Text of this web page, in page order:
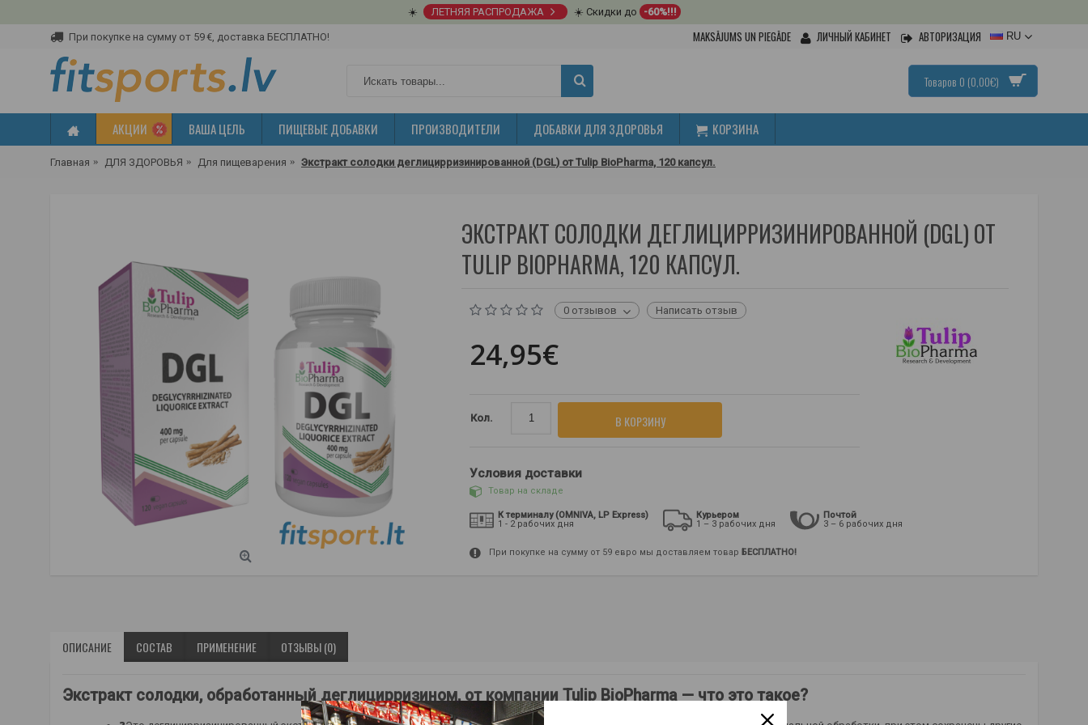
☀️ ЛЕТНЯЯ РАСПРОДАЖА ☀️ Скидки до -60%!!!
При покупке на сумму от 59 €, доставка БЕСПЛАТНО! MAKSĀJUMS UN PIEGĀDE ЛИЧНЫЙ КАБИНЕТ АВТОРИЗАЦИЯ RU
Товаров 0 (0,00€)
АКЦИИ ВАША ЦЕЛЬ ПИЩЕВЫЕ ДОБАВКИ ПРОИЗВОДИТЕЛИ ДОБАВКИ ДЛЯ ЗДОРОВЬЯ КОРЗИНА
Главная ДЛЯ ЗДОРОВЬЯ Для пищеварения Экстракт солодки деглицирризинированной (DGL) от Tulip BioPharma, 120 капсул.
ЭКСТРАКТ СОЛОДКИ ДЕГЛИЦИРРИЗИНИРОВАННОЙ (DGL) ОТ
TULIP BIOPHARMA, 120 КАПСУЛ.
0 отзывов Написать отзыв
24,95€
Кол. В КОРЗИНУ
Условия доставки
Товар на складе
К терминалу (OMNIVA, LP Express)
1 - 2 рабочих дня
Курьером
1 – 3 рабочих дня
Почтой
3 – 6 рабочих дня
При покупке на сумму от 59 евро мы доставляем товар БЕСПЛАТНО!
ОПИСАНИЕ СОСТАВ ПРИМЕНЕНИЕ ОТЗЫВЫ (0)
Экстракт солодки, обработанный деглицирризином, от компании Tulip BioPharma — что это такое?